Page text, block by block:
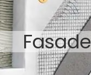
Fasade